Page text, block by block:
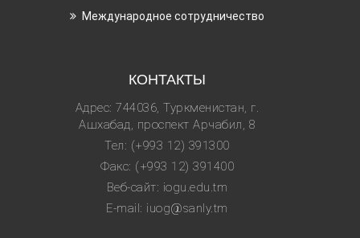
Международное сотрудничество
КОНТАКТЫ
Адрес: 744036, Туркменистан, г.
Ашхабад, проспект Арчабил, 8
Тел: (+993 12) 391300
Факс: (+993 12) 391400
Веб-сайт: iogu.edu.tm
E-mail: iuog@sanly.tm